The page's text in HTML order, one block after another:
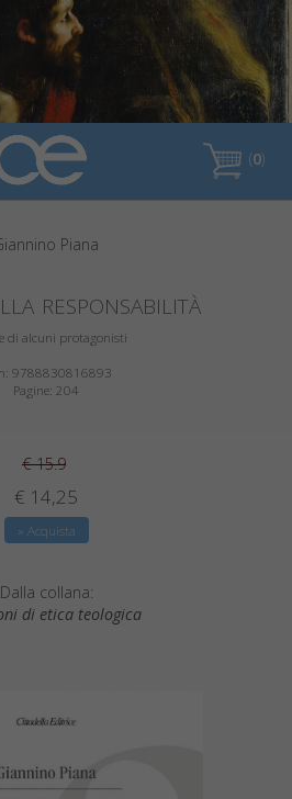
(0)
Piana
responsabilità
di alcuni protagonisti
9788830816893
Pagine: 204
€ 15.9
€ 14,25
» Acquista
Dalla collana:
di etica teologica